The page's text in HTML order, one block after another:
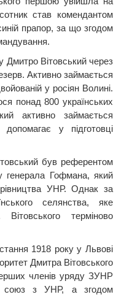
став комендантом
прапор, за що згодом
Дмитро Вітовський через
Активно займається
у росіян Волині.
понад 800 українських
активно займається
у підготовці
був референтом
генерала Гофмана, який
УНР. Однак за
селянства, яке
терміново
1918 року у Львові
Дмитра Вітовського
членів уряду ЗУНР
союз з УНР, а згодом